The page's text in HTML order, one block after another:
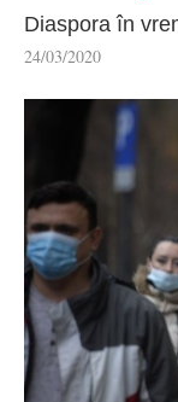
Diaspora în
24/03/2020